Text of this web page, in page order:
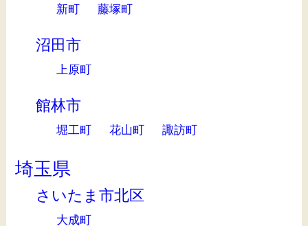
新町 藤塚町
沼田市
上原町
館林市
堀工町 花山町 諏訪町
埼玉県
さいたま市北区
大成町